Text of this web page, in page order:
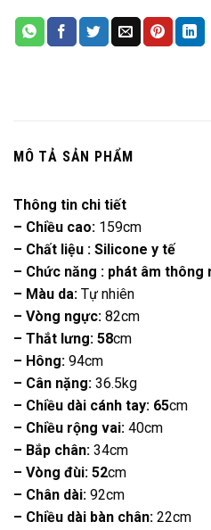
MÔ TẢ SẢN PHẨM
Thông tin chi tiết
– Chiều cao: 159cm
– Chất liệu : Silicone y tế
– Chức năng : phát âm thông
– Màu da: Tự nhiên
– Vòng ngực: 82cm
– Thắt lưng: 58cm
– Hông: 94cm
– Cân nặng: 36.5kg
– Chiều dài cánh tay: 65cm
– Chiều rộng vai: 40cm
– Bắp chân: 34cm
– Vòng đùi: 52cm
– Chân dài: 92cm
– Chiều dài bàn chân: 22cm